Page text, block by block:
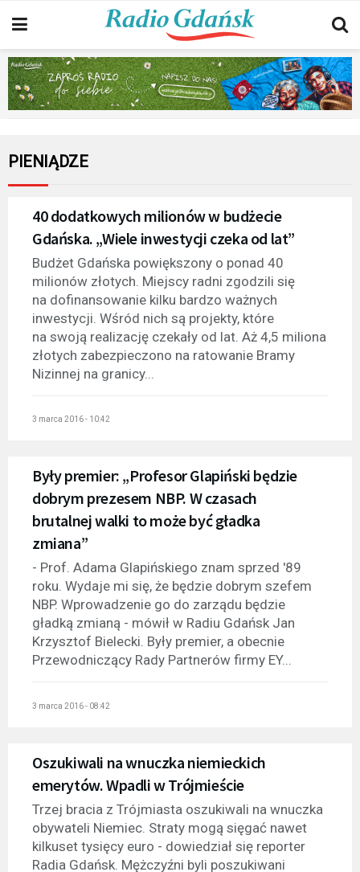
PIENIĄDZE
40 dodatkowych milionów w budżecie
Gdańska. „Wiele inwestycji czeka od lat”
Budżet Gdańska powiększony o ponad 40
milionów złotych. Miejscy radni zgodzili się
na dofinansowanie kilku bardzo ważnych
inwestycji. Wśród nich są projekty, które
na swoją realizację czekały od lat. Aż 4,5 miliona
złotych zabezpieczono na ratowanie Bramy
Nizinnej na granicy...
3 marca 2016 - 10:42
Były premier: „Profesor Glapiński będzie
dobrym prezesem NBP. W czasach
brutalnej walki to może być gładka
zmiana”
- Prof. Adama Glapińskiego znam sprzed '89
roku. Wydaje mi się, że będzie dobrym szefem
NBP. Wprowadzenie go do zarządu będzie
gładką zmianą - mówił w Radiu Gdańsk Jan
Krzysztof Bielecki. Były premier, a obecnie
Przewodniczący Rady Partnerów firmy EY...
3 marca 2016 - 08:42
Oszukiwali na wnuczka niemieckich
emerytów. Wpadli w Trójmieście
Trzej bracia z Trójmiasta oszukiwali na wnuczka
obywateli Niemiec. Straty mogą sięgać nawet
kilkuset tysięcy euro - dowiedział się reporter
Radia Gdańsk. Mężczyźni byli poszukiwani